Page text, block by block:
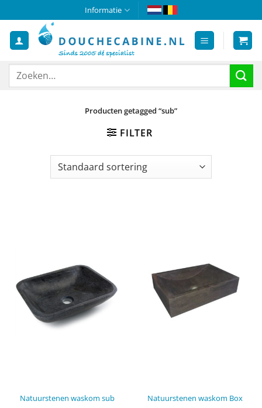
naar
inhoud
Informatie
Zoeken
Producten getagged “sub”
FILTER
Natuurstenen waskom sub
Natuurstenen waskom Box